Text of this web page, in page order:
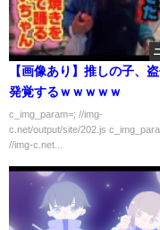
【画像あり】推しの子、
発覚するｗｗｗｗｗ
c_img_param=; //img-
c.net/output/site/202.js
//img-c.net...